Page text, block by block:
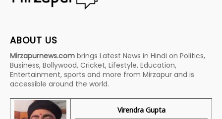
ABOUT US
Mirzapurnews.com brings Latest News in Hindi on Politics,
Business, Bollywood, Cricket, Lifestyle, Education,
Entertainment, sports and more from Mirzapur and is
accessible around the world.
Virendra Gupta